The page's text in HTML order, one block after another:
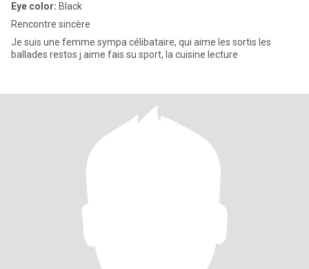
Eye color: Black
Rencontre sincère
Je suis une femme sympa célibataire, qui aime les sortis les
ballades restos j aime fais su sport, la cuisine lecture